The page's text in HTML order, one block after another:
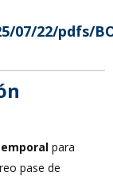
07/22/pdfs/
para
pase de